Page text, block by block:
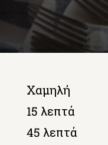
Χαμηλή
15 λεπτά
45 λεπτά